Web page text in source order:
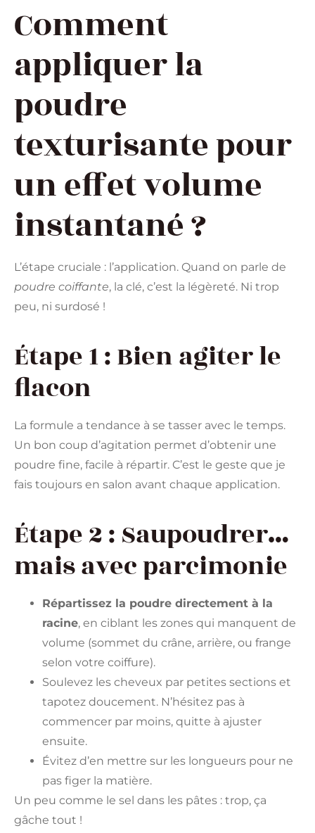
Comment
appliquer la
poudre
texturisante pour
un effet volume
instantané ?
L’étape cruciale : l’application. Quand on parle de
poudre coiffante, la clé, c’est la légèreté. Ni trop
peu, ni surdosé !
Étape 1 : Bien agiter le
flacon
La formule a tendance à se tasser avec le temps.
Un bon coup d’agitation permet d’obtenir une
poudre fine, facile à répartir. C’est le geste que je
fais toujours en salon avant chaque application.
Étape 2 : Saupoudrer…
mais avec parcimonie
Répartissez la poudre directement à la
racine, en ciblant les zones qui manquent de
volume (sommet du crâne, arrière, ou frange
selon votre coiffure).
Soulevez les cheveux par petites sections et
tapotez doucement. N’hésitez pas à
commencer par moins, quitte à ajuster
ensuite.
Évitez d’en mettre sur les longueurs pour ne
pas figer la matière.
Un peu comme le sel dans les pâtes : trop, ça
gâche tout !